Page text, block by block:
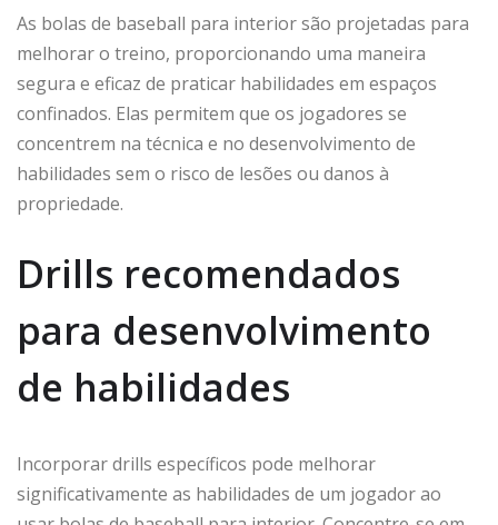
As bolas de baseball para interior são projetadas para
melhorar o treino, proporcionando uma maneira
segura e eficaz de praticar habilidades em espaços
confinados. Elas permitem que os jogadores se
concentrem na técnica e no desenvolvimento de
habilidades sem o risco de lesões ou danos à
propriedade.
Drills recomendados
para desenvolvimento
de habilidades
Incorporar drills específicos pode melhorar
significativamente as habilidades de um jogador ao